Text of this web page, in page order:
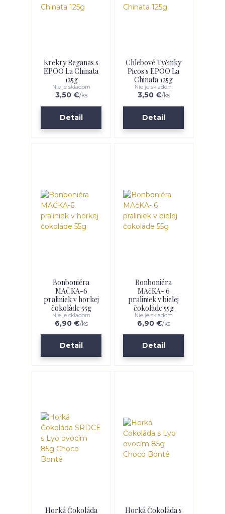
Krekry Reganas s
EPOO La Chinata
125g
3,50 €/ks
Nie je skladom
Detail
Chlebové Tyčinky
Picos s EPOO La
Chinata 125g
3,50 €/ks
Nie je skladom
Detail
Bonboniéra
MAČKA-6
praliniek v horkej
čokoláde 55g
6,90 €/ks
Nie je skladom
Detail
Bonboniéra
MAčKA- 6
praliniek v bielej
čokoláde 55g
6,90 €/ks
Nie je skladom
Detail
Horká Čokoláda
Horká Čokoláda s